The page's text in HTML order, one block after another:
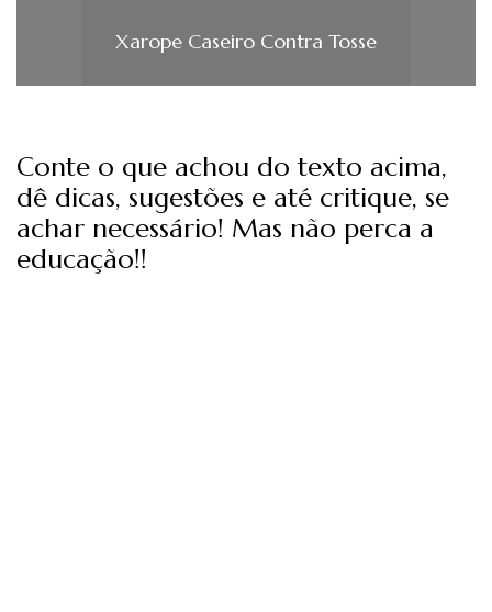
Xarope Caseiro Contra Tosse
Conte o que achou do texto acima,
dê dicas, sugestões e até critique, se
achar necessário! Mas não perca a
educação!!